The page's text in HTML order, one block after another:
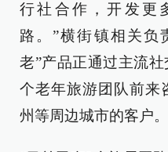
行社合作，开发更
路。”横街镇相关负
老”产品正通过主流
个老年旅游团队前来
州等周边城市的客户。